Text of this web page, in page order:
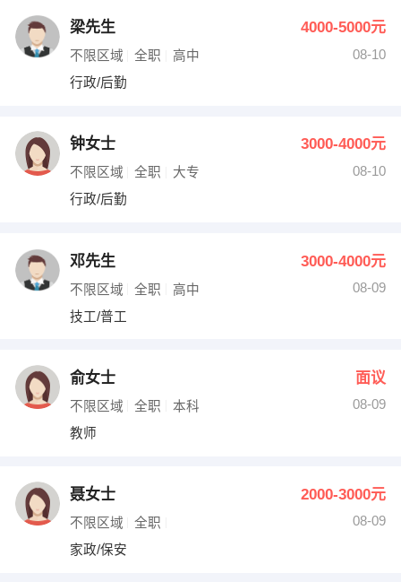
梁先生 4000-5000元
不限区域 全职 高中
08-10
行政/后勤
钟女士 3000-4000元
不限区域 全职 大专
08-10
行政/后勤
邓先生 3000-4000元
不限区域 全职 高中
08-09
技工/普工
俞女士 面议
不限区域 全职 本科
08-09
教师
聂女士 2000-3000元
不限区域 全职
08-09
家政/保安